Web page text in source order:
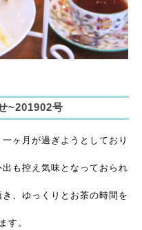
~201902号
ヶ月が過ぎようとしており
も控え気味となっておられ
、ゆっくりとお茶の時間を
す。